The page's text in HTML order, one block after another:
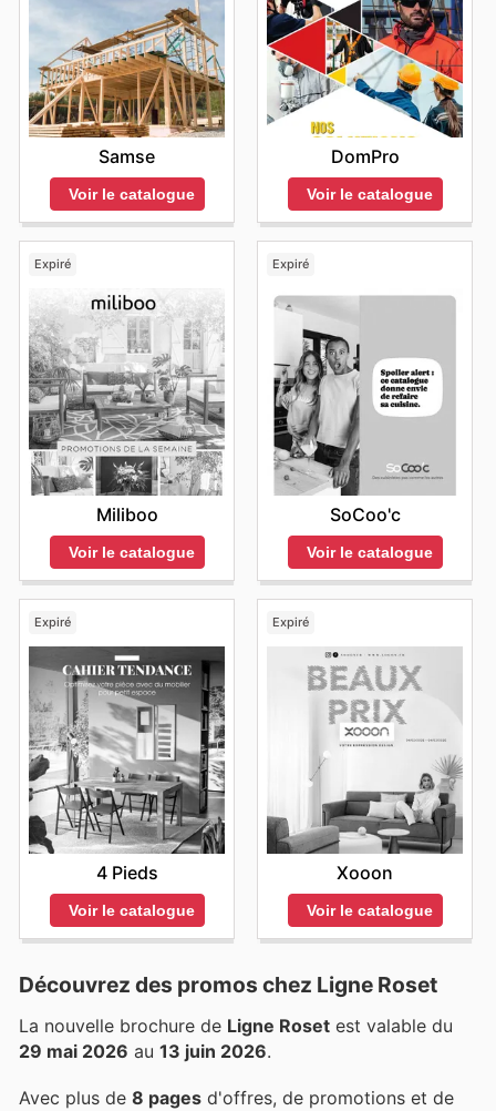
Samse
Voir le catalogue
DomPro
Voir le catalogue
Expiré
Miliboo
Voir le catalogue
Expiré
SoCoo'c
Voir le catalogue
Expiré
4 Pieds
Voir le catalogue
Expiré
Xooon
Voir le catalogue
Découvrez des promos chez Ligne Roset
La nouvelle brochure de Ligne Roset est valable du
29 mai 2026 au 13 juin 2026.
Avec plus de 8 pages d'offres, de promotions et de